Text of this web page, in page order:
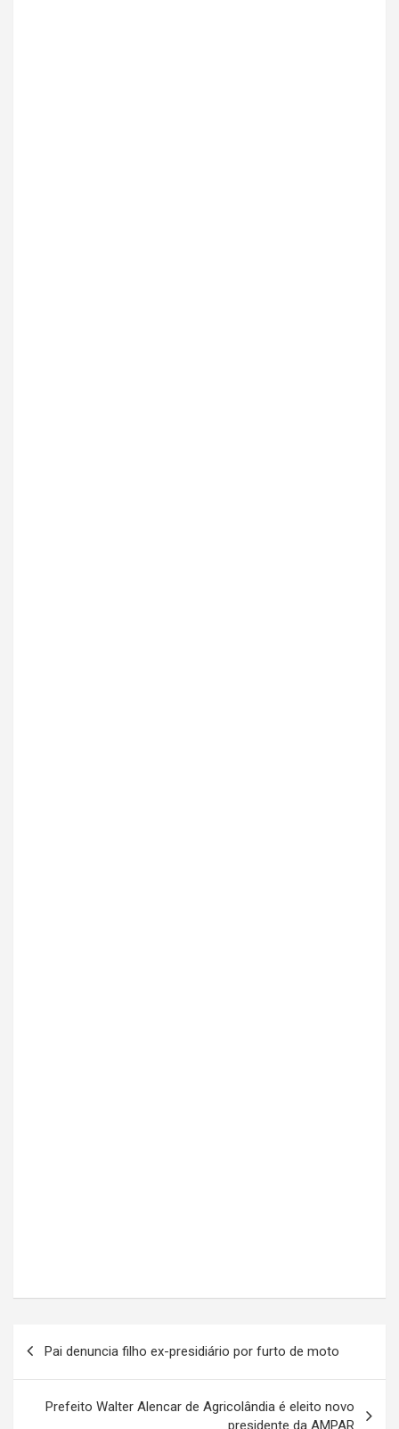
Pai denuncia filho ex-presidiário por furto de moto
Prefeito Walter Alencar de Agricolândia é eleito novo
presidente da AMPAR